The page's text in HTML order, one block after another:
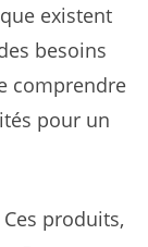
existent
besoins
comprendre
pour un
Ces produits,